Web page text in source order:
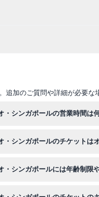
追加のご質問や詳細が必要
・シンガポールの営業時間は
最新の時間を確認することを
・シンガポールのチケットは
・シンガポールには年齢制限